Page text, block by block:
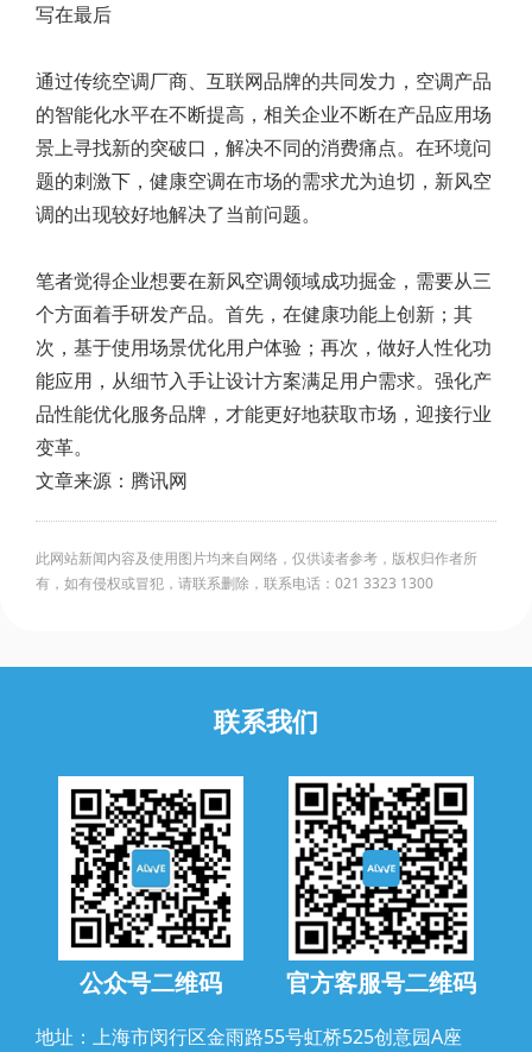
写在最后
通过传统空调厂商、互联网品牌的共同发力，空调产品
的智能化水平在不断提高，相关企业不断在产品应用场
景上寻找新的突破口，解决不同的消费痛点。在环境问
题的刺激下，健康空调在市场的需求尤为迫切，新风空
调的出现较好地解决了当前问题。
笔者觉得企业想要在新风空调领域成功掘金，需要从三
个方面着手研发产品。首先，在健康功能上创新；其
次，基于使用场景优化用户体验；再次，做好人性化功
能应用，从细节入手让设计方案满足用户需求。强化产
品性能优化服务品牌，才能更好地获取市场，迎接行业
变革。
文章来源：腾讯网
此网站新闻内容及使用图片均来自网络，仅供读者参考，版权归作者所
有，如有侵权或冒犯，请联系删除，联系电话：021 3323 1300
联系我们
公众号二维码 官方客服号二维码
地址：上海市闵行区金雨路55号虹桥525创意园A座